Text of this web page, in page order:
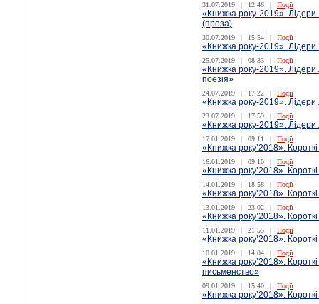
31.07.2019 | 12:46 | Події
«Книжка року-2019». Лідери
(проза)
30.07.2019 | 15:54 | Події
«Книжка року-2019». Лідери
25.07.2019 | 08:33 | Події
«Книжка року-2019». Лідери
поезія»
24.07.2019 | 17:22 | Події
«Книжка року-2019». Лідери
23.07.2019 | 17:59 | Події
«Книжка року-2019». Лідери
17.01.2019 | 09:11 | Події
«Книжка року’2018».
16.01.2019 | 09:10 | Події
«Книжка року’2018».
14.01.2019 | 18:58 | Події
«Книжка року’2018».
13.01.2019 | 23:02 | Події
«Книжка року’2018».
11.01.2019 | 21:55 | Події
«Книжка року’2018».
10.01.2019 | 14:04 | Події
«Книжка року’2018».
письменство»
09.01.2019 | 15:40 | Події
«Книжка року’2018».